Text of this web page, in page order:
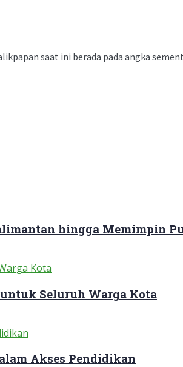
saat ini berada pada angka
hingga Memimpin
Seluruh Warga Kota
Akses Pendidikan